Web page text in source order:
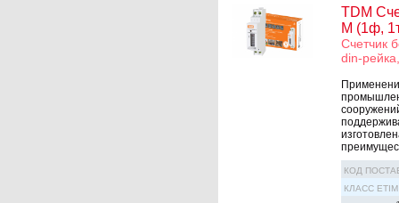
TDM
М (1ф,
Счетчик
din-
КОД
КЛАСС ETIM